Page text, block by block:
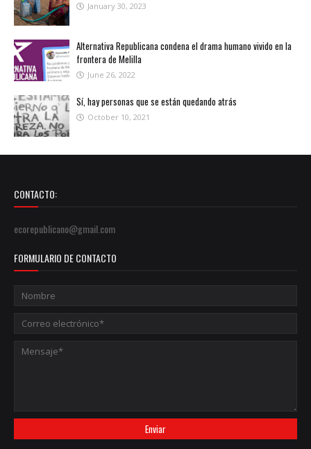
January 30, 2023
Alternativa Republicana condena el drama humano vivido en la
frontera de Melilla
June 26, 2022
Sí, hay personas que se están quedando atrás
October 10, 2021
CONTACTO:
ecorepublicano@gmail.com
FORMULARIO DE CONTACTO